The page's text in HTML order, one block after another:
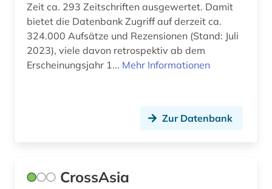
Zeit ca. 293 Zeitschriften ausgewertet. Damit
bietet die Datenbank Zugriff auf derzeit ca.
324.000 Aufsätze und Rezensionen (Stand: Juli
2023), viele davon retrospektiv ab dem
Erscheinungsjahr 1... Mehr Informationen
Zur Datenbank
CrossAsia